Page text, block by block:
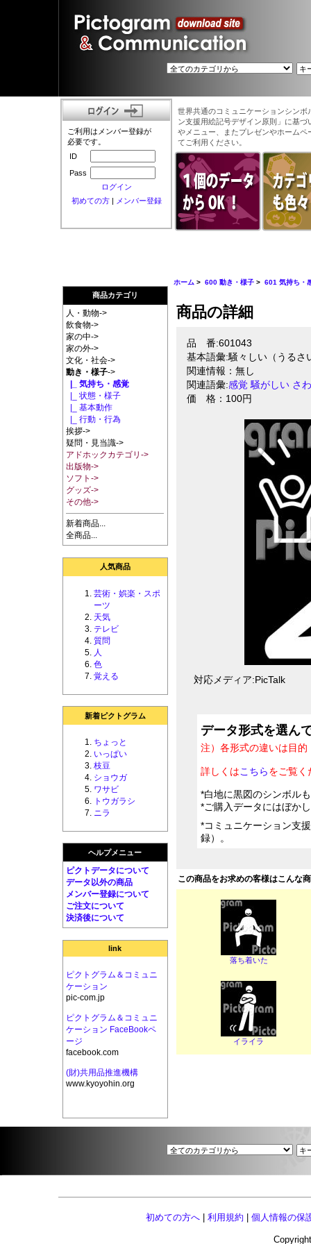
ご利用はメンバー登録が
必要です。
ID
Pass
ログイン
初めての方| メンバー登録
世界共通のコミュニケーションシン
ン支援用絵記号デザイン原則」に基
やメニュー、またプレゼンやホーム
てご利用ください。
商品カテゴリ
人・動物->
飲食物->
家の中->
家の外->
文化・社会->
動き・様子->
|_ 気持ち・感覚
|_ 状態・様子
|_ 基本動作
|_ 行動・行為
挨拶->
疑問・見当識->
アドホックカテゴリ->
出版物->
ソフト->
グッズ->
その他->
新着商品...
全商品...
人気商品
芸術・娯楽・スポ
ーツ
天気
テレビ
質問
人
色
覚える
新着ピクトグラム
ちょっと
いっぱい
枝豆
ショウガ
ワサビ
トウガラシ
ニラ
ヘルプメニュー
ピクトデータについて
データ以外の商品
メンバー登録について
ご注文について
決済後について
link
ピクトグラム＆コミュニ
ケーション
pic-com.jp
ピクトグラム＆コミュニ
ケーション FaceBookペ
ージ
facebook.com
(財)共用品推進機構
www.kyoyohin.org
ホーム >600 動き・様子 >601 気持ち・
商品の詳細
品 番:601043
基本語彙:騒々しい（うるさ
関連情報：無し
関連語彙:感覚 騒がしい さ
価 格：100円
対応メディア:PicTalk
データ形式を選ん
注）各形式の違いは目
詳しくはこちらをご覧く
*白地に黒図のシンボル
*ご購入データにはぼか
*コミュニケーション支
録）。
この商品をお求めの客様はこんな
落ち着いた
イライラ
初めての方へ 利用規約 個人情報の保